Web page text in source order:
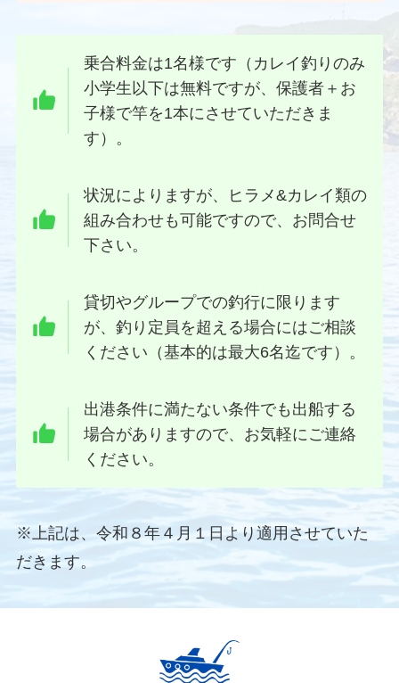
乗合料金は1名様です（カレイ釣りのみ
小学生以下は無料ですが、保護者＋お
子様で竿を1本にさせていただきま
す）。
状況によりますが、ヒラメ&カレイ類の
組み合わせも可能ですので、お問合せ
下さい。
貸切やグループでの釣行に限ります
が、釣り定員を超える場合にはご相談
ください（基本的は最大6名迄です）。
出港条件に満たない条件でも出船する
場合がありますので、お気軽にご連絡
ください。
※上記は、令和８年４月１日より適用させていた
だきます。